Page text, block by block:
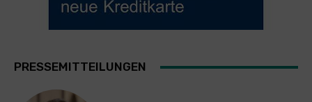
PRESSEMITTEILUNGEN